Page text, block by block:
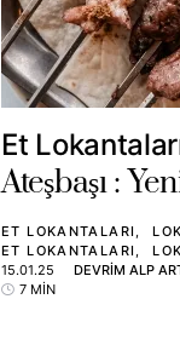
Et
Ateşbaşı :
ET LOKANTALARI
ET LOKANTALARI
15.01.25
DEVRIM ALP
7 MIN